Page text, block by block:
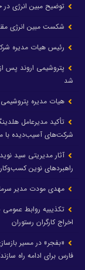
توضیح مبین انرژی
شکست مبین انرژی
رئیس هیات مدیره
شد
هیات مدیره
تأکید مدیرعامل
شرکت‌های آسیب‌دیده با
آثار مدیریتی سید
راهبردهای نوین
مهدی مودت مدیر
تکذیبیه روابط
اخراج کارگران رستوران
«بفجر» در مسیر
فارس برای ادامه راه